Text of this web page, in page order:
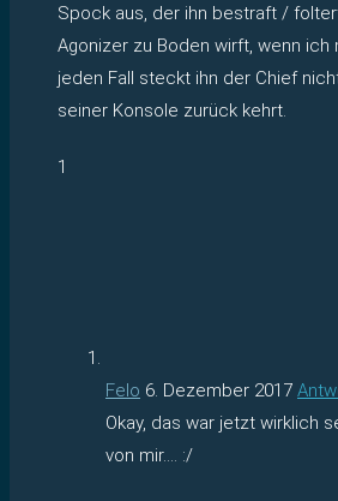
Spock aus, der ihn bestraft /
Agonizer zu Boden wirft, wenn ich
jeden Fall steckt ihn der Chief
seiner Konsole zurück kehrt.
1
Felo 6. Dezember 2017
Okay, das war jetzt wirklich
von mir…. :/